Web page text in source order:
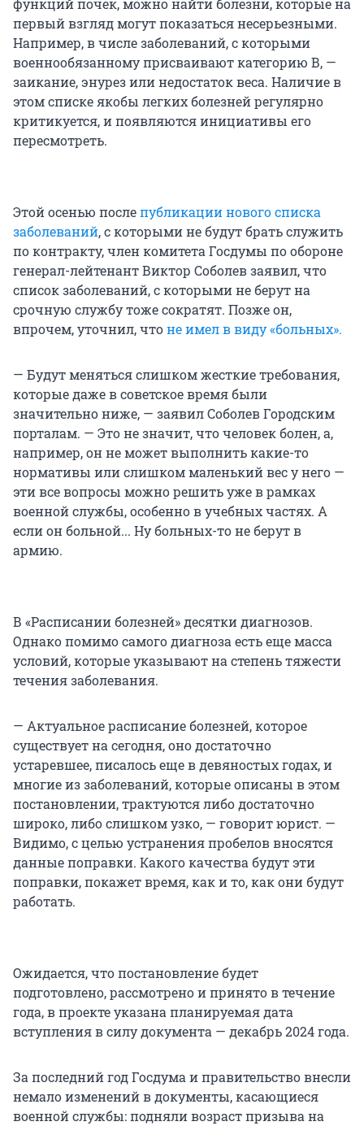
функций почек, можно найти болезни, которые на
первый взгляд могут показаться несерьезными.
Например, в числе заболеваний, с которыми
военнообязанному присваивают категорию В, —
заикание, энурез или недостаток веса. Наличие в
этом списке якобы легких болезней регулярно
критикуется, и появляются инициативы его
пересмотреть.
Этой осенью послепубликации нового списка
заболеваний, с которыми не будут брать служить
по контракту, член комитета Госдумы по обороне
генерал-лейтенант Виктор Соболев заявил, что
список заболеваний, с которыми не берут на
срочную службу тоже сократят. Позже он,
впрочем, уточнил, чтоне имел в виду «больных».
— Будут меняться слишком жесткие требования,
которые даже в советское время были
значительно ниже, — заявил Соболев Городским
порталам. — Это не значит, что человек болен, а,
например, он не может выполнить какие-то
нормативы или слишком маленький вес у него —
эти все вопросы можно решить уже в рамках
военной службы, особенно в учебных частях. А
если он больной... Ну больных-то не берут в
армию.
В «Расписании болезней» десятки диагнозов.
Однако помимо самого диагноза есть еще масса
условий, которые указывают на степень тяжести
течения заболевания.
— Актуальное расписание болезней, которое
существует на сегодня, оно достаточно
устаревшее, писалось еще в девяностых годах, и
многие из заболеваний, которые описаны в этом
постановлении, трактуются либо достаточно
широко, либо слишком узко, — говорит юрист. —
Видимо, с целью устранения пробелов вносятся
данные поправки. Какого качества будут эти
поправки, покажет время, как и то, как они будут
работать.
Ожидается, что постановление будет
подготовлено, рассмотрено и принято в течение
года, в проекте указана планируемая дата
вступления в силу документа — декабрь 2024 года.
За последний год Госдума и правительство внесли
немало изменений в документы, касающиеся
военной службы: подняли возраст призыва на